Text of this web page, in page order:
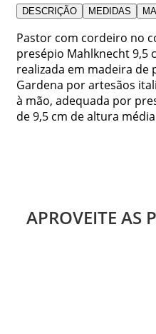
DESCRIÇÃO MEDIDAS
Pastor com cordeiro no
presépio Mahlknecht 9,5
realizada em madeira de
Gardena por artesãos
à mão, adequada por
de 9,5 cm de altura
APROVEITE AS